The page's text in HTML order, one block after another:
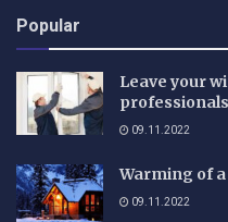
Popular
Leave your
professionals
09.11.2022
Warming of
09.11.2022